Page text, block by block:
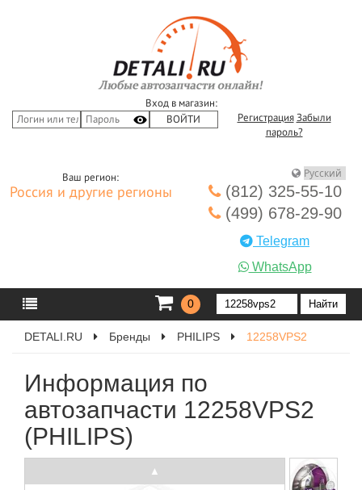
Вход в магазин:
Регистрация Забыли
пароль?
Ваш регион:
Россия и другие регионы
(812) 325-55-10
(499) 678-29-90
Telegram
WhatsApp
0
DETALI.RU Бренды PHILIPS 12258VPS2
Информация по
автозапчасти 12258VPS2
(PHILIPS)